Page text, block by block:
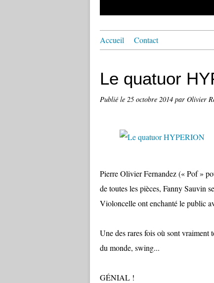
Accueil Contact
Le quatuor
Publié le 25 octobre 2014 par Olivier
Pierre Olivier Fernandez (« Pof »
de toutes les pièces, Fanny Sauvin
Violoncelle ont enchanté le public
Une des rares fois où sont vraiment
du monde, swing...
GÉNIAL !